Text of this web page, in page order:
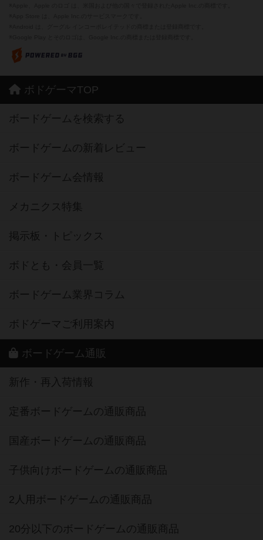
ボドゲーマTOP
ボードゲームを検索する
ボードゲームの新着レビュー
ボードゲーム会情報
メカニクス特集
掲示板・トピックス
ボドとも・会員一覧
ボードゲーム業界コラム
ボドゲーマご利用案内
ボードゲーム通販
新作・再入荷情報
定番ボードゲームの通販商品
国産ボードゲームの通販商品
子供向けボードゲームの通販商品
2人用ボードゲームの通販商品
20分以下のボードゲームの通販商品